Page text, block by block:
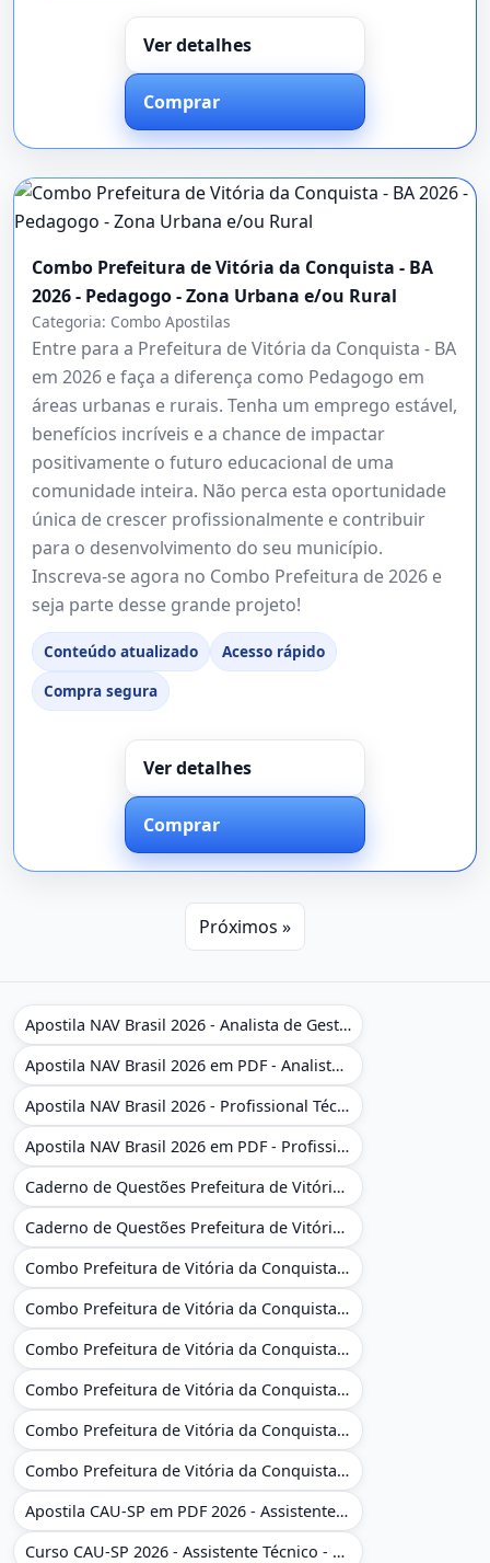
Ver detalhes
Comprar
Combo Prefeitura de Vitória da Conquista - BA
2026 - Pedagogo - Zona Urbana e/ou Rural
Categoria: Combo Apostilas
Entre para a Prefeitura de Vitória da Conquista - BA
em 2026 e faça a diferença como Pedagogo em
áreas urbanas e rurais. Tenha um emprego estável,
benefícios incríveis e a chance de impactar
positivamente o futuro educacional de uma
comunidade inteira. Não perca esta oportunidade
única de crescer profissionalmente e contribuir
para o desenvolvimento do seu município.
Inscreva-se agora no Combo Prefeitura de 2026 e
seja parte desse grande projeto!
Conteúdo atualizado
Acesso rápido
Compra segura
Ver detalhes
Comprar
Próximos »
Apostila NAV Brasil 2026 - Analista de Gestão
Apostila NAV Brasil 2026 em PDF - Analista de Gestão
Apostila NAV Brasil 2026 - Profissional Técnico de Navegação Aérea - Operador de Torre de Controle
Apostila NAV Brasil 2026 em PDF - Profissional Técnico de Navegação Aérea - Operador de Torre de Controle
Caderno de Questões Prefeitura de Vitória da Conquista - BA - Conhecimentos Gerais - 450 Questões Gabaritadas
Caderno de Questões Prefeitura de Vitória da Conquista em PDF - BA - Conhecimentos Gerais - 450 Questões Gabaritadas
Combo Prefeitura de Vitória da Conquista - BA 2026 - Monitor Escolar (Educação Infantil e Cobertura das AC'S)
Combo Prefeitura de Vitória da Conquista - BA 2026 - Monitor Escolar (Educação Infantil e Cobertura das AC'S)
Combo Prefeitura de Vitória da Conquista - BA 2026 - Monitor Escolar (Suporte às Crianças com Deficiência)
Combo Prefeitura de Vitória da Conquista - BA 2026 - Monitor Escolar (Suporte às Crianças com Deficiência)
Combo Prefeitura de Vitória da Conquista - BA 2026 - Pedagogo - Zona Urbana e/ou Rural
Combo Prefeitura de Vitória da Conquista - BA 2026 - Pedagogo - Zona Urbana e/ou Rural
Apostila CAU-SP em PDF 2026 - Assistente Técnico - Administrativo
Curso CAU-SP 2026 - Assistente Técnico - Administrativo e Administrativo Regional